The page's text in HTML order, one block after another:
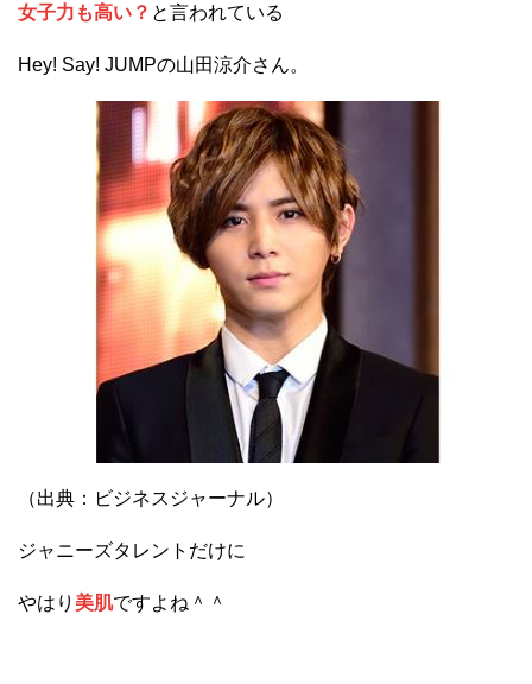
女子力も高い？ と言われている
Hey! Say! JUMPの山田涼介さん。
（出典：ビジネスジャーナル）
ジャニーズタレントだけに
やはり 美肌ですよね＾＾